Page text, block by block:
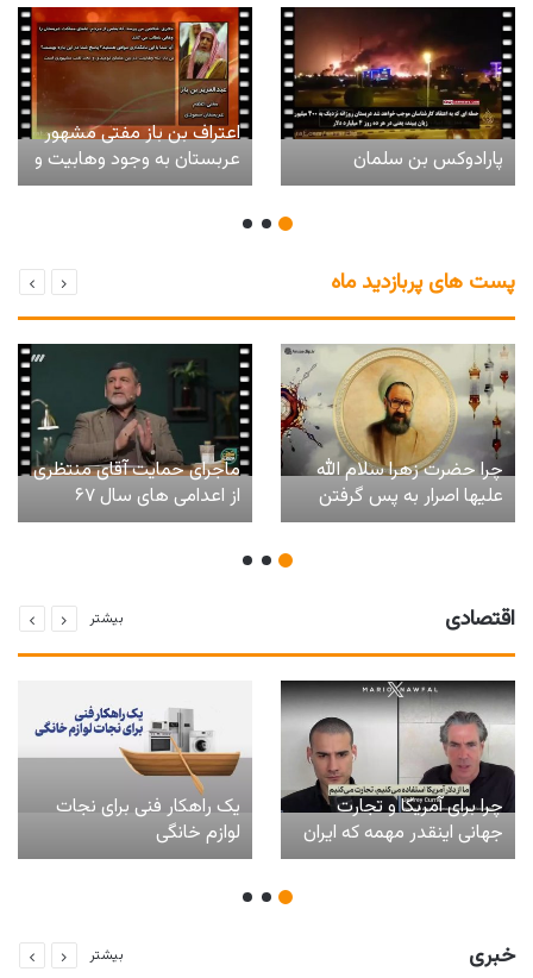
پارادوکس بن‌ سلمان
اعتراف بن باز مفتی مشهور
عربستان به وجود وهابیت و
افتخار به آن
پست های پربازدید ماه
چرا حضرت زهرا سلام الله
علیها اصرار به پس گرفتن
فدک داشتند؟
ماجرای حمایت آقای منتظری
از اعدامی های سال ۶۷
اقتصادی بیشتر
چرا برای آمریکا و تجارت
جهانی اینقدر مهمه که ایران
بابت عبور کشتی ها از تنگه
یک راهکار فنی برای نجات
لوازم خانگی
خبری بیشتر